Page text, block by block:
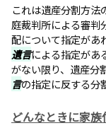
これは遺産分割方法
庭裁判所による審判
配について指定があ
遺言による指定があ
がない限り、遺産分
言の指定に反する分
どんなときに家